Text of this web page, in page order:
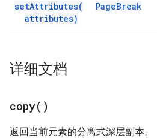
setAttributes(
attributes)
PageBreak
详细文档
copy( )
返回当前元素的分离式深层副本。